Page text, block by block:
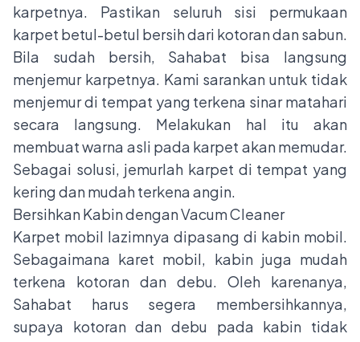
karpetnya. Pastikan seluruh sisi permukaan
karpet betul-betul bersih dari kotoran dan sabun.
Bila sudah bersih, Sahabat bisa langsung
menjemur karpetnya. Kami sarankan untuk tidak
menjemur di tempat yang terkena sinar matahari
secara langsung. Melakukan hal itu akan
membuat warna asli pada karpet akan memudar.
Sebagai solusi, jemurlah karpet di tempat yang
kering dan mudah terkena angin.
Bersihkan Kabin dengan Vacum Cleaner
Karpet mobil lazimnya dipasang di kabin mobil.
Sebagaimana karet mobil, kabin juga mudah
terkena kotoran dan debu. Oleh karenanya,
Sahabat harus segera membersihkannya,
supaya kotoran dan debu pada kabin tidak